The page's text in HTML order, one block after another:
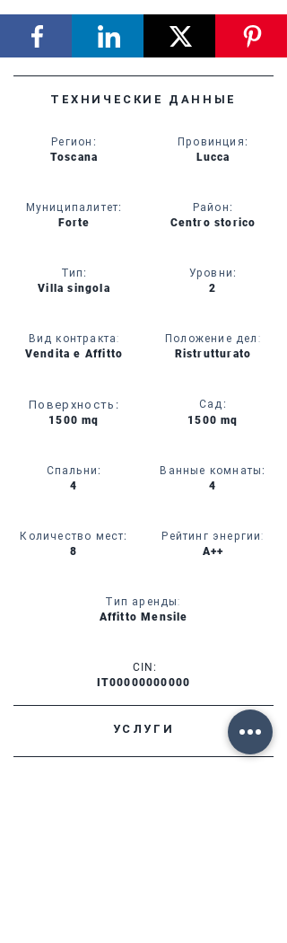
ТЕХНИЧЕСКИЕ ДАННЫЕ
Регион :
Toscana
Муниципалитет:
Forte
Тип:
Villa singola
Вид контракта:
Vendita e Affitto
Поверхность :
1500 mq
Спальни:
4
Количество мест:
8
Провинция:
Lucca
Район:
Centro storico
Уровни:
2
Положение дел:
Ristrutturato
Сад:
1500 mq
Ванные комнаты:
4
Рейтинг энергии:
A++
Тип аренды:
Affitto Mensile
CIN:
IT00000000000
УСЛУГИ